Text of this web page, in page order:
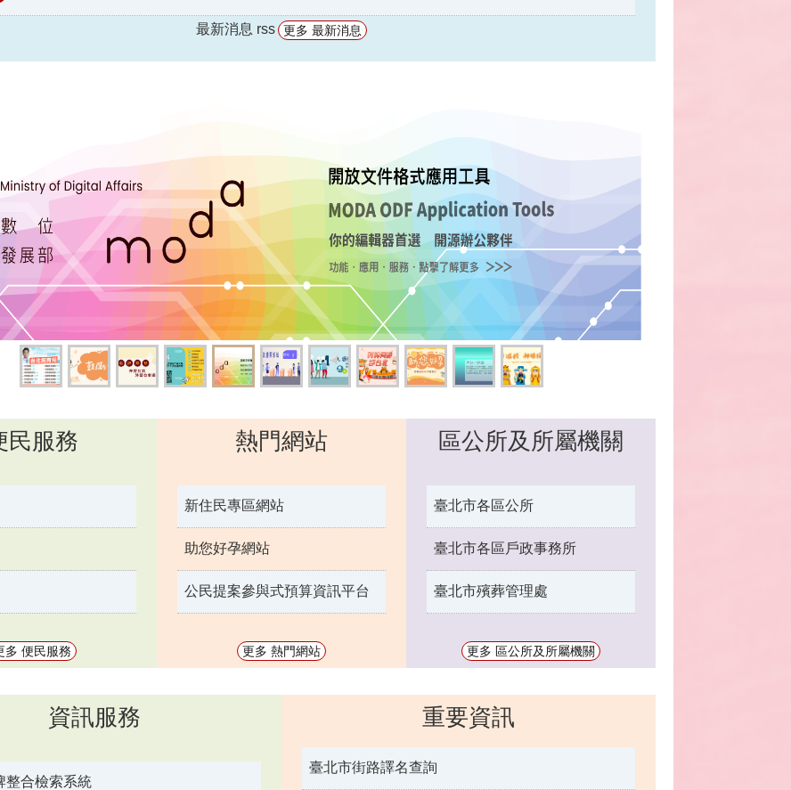
最新消息 rss 更多 最新消息
民服務
多 便民服務
熱門網站
新住民專區網站
助您好孕網站
公民提案參與式預算資訊平台
更多 熱門網站
區公所及所屬機關
臺北市各區公所
臺北市各區戶政事務所
臺北市殯葬管理處
更多 區公所及所屬機關
資訊服務
整合檢索系統
重要資訊
臺北市街路譯名查詢